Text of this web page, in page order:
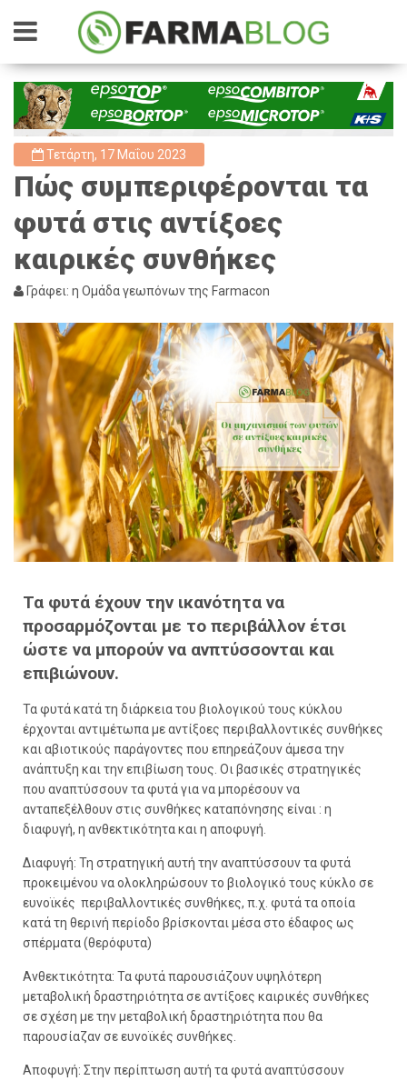
Τετάρτη, 17 Μαΐου 2023
Πώς συμπεριφέρονται τα
φυτά στις αντίξοες
καιρικές συνθήκες
Γράφει: η Ομάδα γεωπόνων της Farmacon
Τα φυτά έχουν την ικανότητα να
προσαρμόζονται με το περιβάλλον έτσι
ώστε να μπορούν να ανπτύσσονται και
επιβιώνουν.
Τα φυτά κατά τη διάρκεια του βιολογικού τους κύκλου
έρχονται αντιμέτωπα με αντίξοες περιβαλλοντικές συνθήκες
και αβιοτικούς παράγοντες που επηρεάζουν άμεσα την
ανάπτυξη και την επιβίωση τους. Οι βασικές στρατηγικές
που αναπτύσσουν τα φυτά για να μπορέσουν να
ανταπεξέλθουν στις συνθήκες καταπόνησης είναι : η
διαφυγή, η ανθεκτικότητα και η αποφυγή.
Διαφυγή: Τη στρατηγική αυτή την αναπτύσσουν τα φυτά
προκειμένου να ολοκληρώσουν το βιολογικό τους κύκλο σε
ευνοϊκές περιβαλλοντικές συνθήκες, π.χ. φυτά τα οποία
κατά τη θερινή περίοδο βρίσκονται μέσα στο έδαφος ως
σπέρματα (θερόφυτα)
Ανθεκτικότητα: Τα φυτά παρουσιάζουν υψηλότερη
μεταβολική δραστηριότητα σε αντίξοες καιρικές συνθήκες
σε σχέση με την μεταβολική δραστηριότητα που θα
παρουσίαζαν σε ευνοϊκές συνθήκες.
Αποφυγή: Στην περίπτωση αυτή τα φυτά αναπτύσσουν